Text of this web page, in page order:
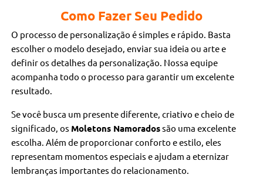
Como Fazer Seu Pedido
O processo de personalização é simples e rápido. Basta
escolher o modelo desejado, enviar sua ideia ou arte e
definir os detalhes da personalização. Nossa equipe
acompanha todo o processo para garantir um excelente
resultado.
Se você busca um presente diferente, criativo e cheio de
significado, os Moletons Namoradossão uma excelente
escolha. Além de proporcionar conforto e estilo, eles
representam momentos especiais e ajudam a eternizar
lembranças importantes do relacionamento.